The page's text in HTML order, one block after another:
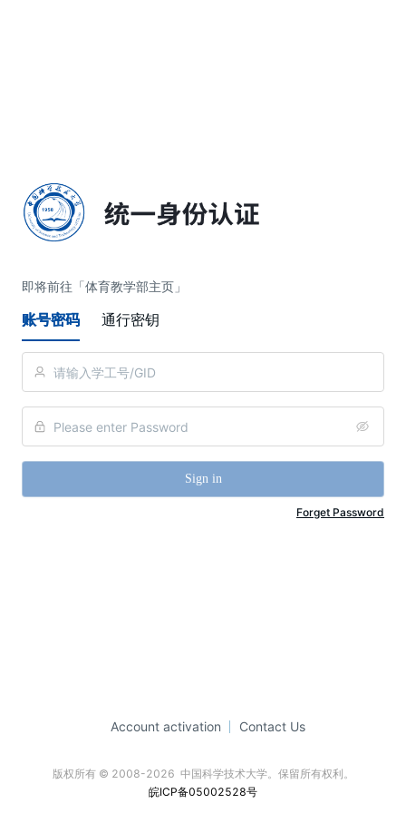
即将前往「体育教学部主页」
账号密码 通行密钥
Sign in
Forget Password
Account activation Contact Us
版权所有 © 2008-2026  中国科学技术大学。保留所有权利。
皖ICP备05002528号